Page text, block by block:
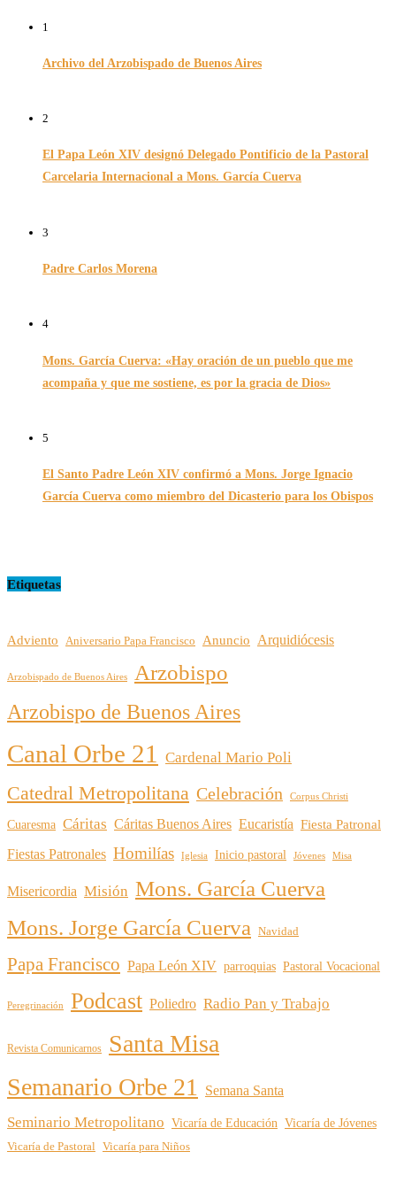
1
Archivo del Arzobispado de Buenos Aires
2
El Papa León XIV designó Delegado Pontificio de la Pastoral
Carcelaria Internacional a Mons. García Cuerva
3
Padre Carlos Morena
4
Mons. García Cuerva: «Hay oración de un pueblo que me
acompaña y que me sostiene, es por la gracia de Dios»
5
El Santo Padre León XIV confirmó a Mons. Jorge Ignacio
García Cuerva como miembro del Dicasterio para los Obispos
Etiquetas
Adviento Aniversario Papa Francisco Anuncio Arquidiócesis
Arzobispado de Buenos Aires Arzobispo
Arzobispo de Buenos Aires
Canal Orbe 21 Cardenal Mario Poli
Catedral Metropolitana Celebración Corpus Christi
Cuaresma Cáritas Cáritas Buenos Aires Eucaristía Fiesta Patronal
Fiestas Patronales Homilías Iglesia Inicio pastoral Jóvenes Misa
Misericordia Misión Mons. García Cuerva
Mons. Jorge García Cuerva Navidad
Papa Francisco Papa León XIV parroquias Pastoral Vocacional
Peregrinación Podcast Poliedro Radio Pan y Trabajo
Revista Comunicarnos
Santa Misa
Semanario Orbe 21 Semana Santa
Seminario Metropolitano Vicaría de Educación Vicaría de Jóvenes
Vicaría de Pastoral Vicaría para Niños